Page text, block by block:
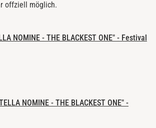
offziell möglich.
NOMINE - THE BLACKEST ONE" - Festival
NOMINE - THE BLACKEST ONE" -